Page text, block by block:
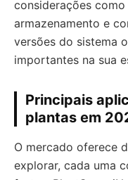
considerações
armazenamento e
versões do sistema
importantes na sua
Principais
plantas em
O mercado oferece
explorar, cada uma